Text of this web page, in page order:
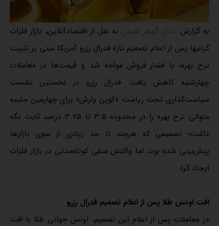
به گزارش تابان گوهر نفیس به نقل از اقتصادآنلاین، بازار فلزات
گرانبها پس از اعلام تصمیم تازه فدرال رزرو آمریکا مبنی بر تثبیت
نرخ بهره، با فشار فروش مواجه شد و قیمت‌ها در معاملات
چهارشنبه کاهش یافت. فدرال رزرو در نخستین نشست
سیاست‌گذاری تحت ریاست «کوین وارش» برای چهارمین جلسه
متوالی نرخ بهره را در محدوده ۳.۵ تا ۳.۷۵ درصد ثابت نگه
داشت؛ تصمیمی که هرچند تا حد زیادی از سوی بازارها
پیش‌بینی شده بود، اما واکنش منفی کوتاه‌مدتی در بازار فلزات
ایجاد کرد.
افت اونس طلا پس از اعلام تصمیم فدرال رزرو
در معاملات پس از اعلام این تصمیم، اونس جهانی طلا با افت